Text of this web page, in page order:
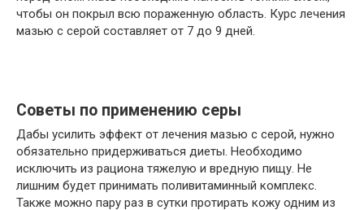
чтобы он покрыл всю пораженную область. Курс лечения
мазью с серой составляет от 7 до 9 дней.
Советы по применению серы
Дабы усилить эффект от лечения мазью с серой, нужно
обязательно придерживаться диеты. Необходимо
исключить из рациона тяжелую и вредную пищу. Не
лишним будет принимать поливитаминный комплекс.
Также можно пару раз в сутки протирать кожу одним из